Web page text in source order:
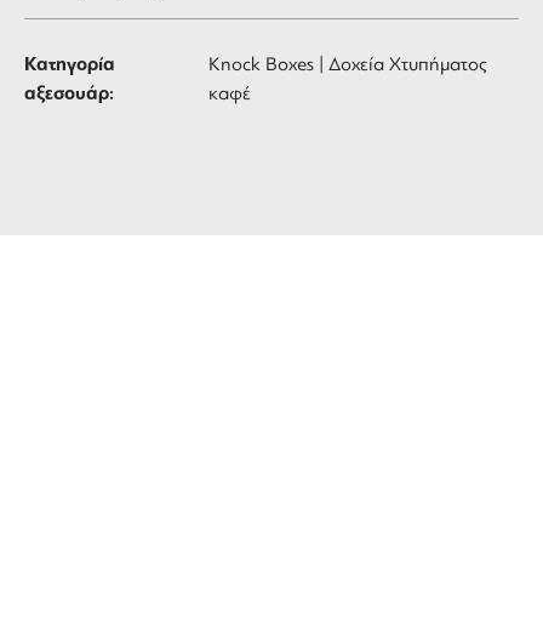
Κατηγορία
αξεσουάρ:
Knock Boxes | Δοχεία Χτυπήματος
καφέ